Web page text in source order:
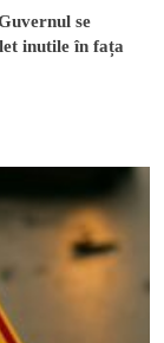
se
inutile în fața